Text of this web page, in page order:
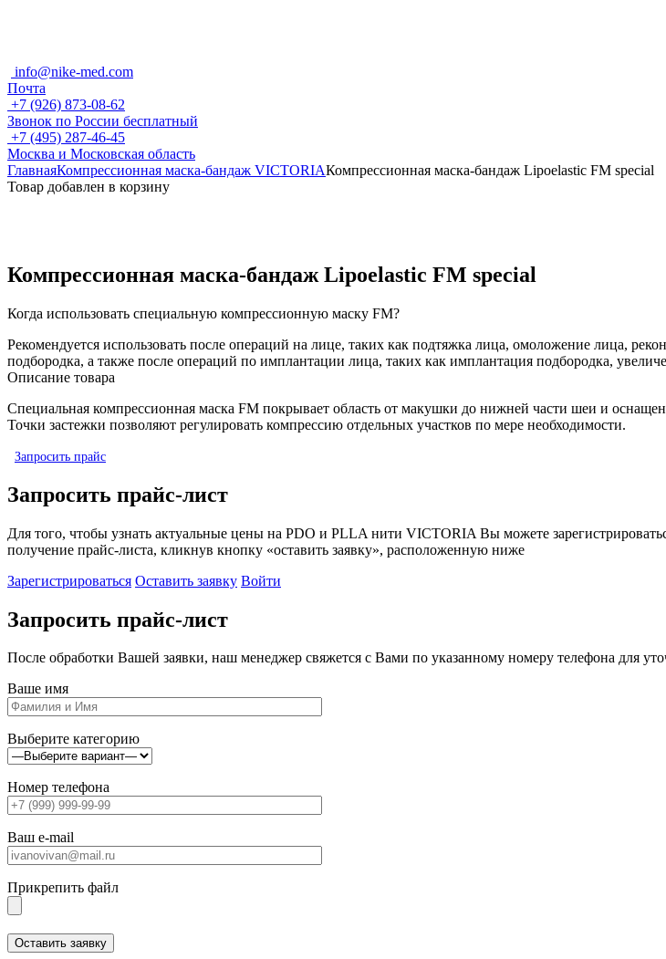
info@nike-med.com
Почта
+7 (926) 873-08-62
Звонок по России бесплатный
+7 (495) 287-46-45
Москва и Московская область
ГлавнаяКомпрессионная маска-бандаж VICTORIAКомпрессионная маска-бандаж Lipoelastic FM special
Товар добавлен в корзину
Компрессионная маска-бандаж Lipoelastic FM special
Когда использовать специальную компрессионную маску FM?
Рекомендуется использовать после операций на лице, таких как подтяжка лица, омоложение лица,
подбородка, а также после операций по имплантации лица, таких как имплантация подбородка,
Описание товара
Специальная компрессионная маска FM покрывает область от макушки до нижней части шеи и
Точки застежки позволяют регулировать компрессию отдельных участков по мере необходимости.
Запросить прайс
Запросить прайс-лист
Для того, чтобы узнать актуальные цены на PDO и PLLA нити VICTORIA Вы можете
получение прайс-листа, кликнув кнопку «оставить заявку», расположенную ниже
Зарегистрироваться Оставить заявку Войти
Запросить прайс-лист
После обработки Вашей заявки, наш менеджер свяжется с Вами по указанному номеру телефона для
Ваше имя
Выберите категорию
Номер телефона
Ваш e-mail
Прикрепить файл